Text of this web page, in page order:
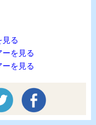
見る
を見る
を見る